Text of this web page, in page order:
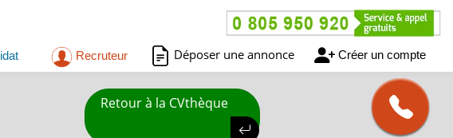
Recruteur Déposer une annonce Créer un compte
Retour à la CVthèque